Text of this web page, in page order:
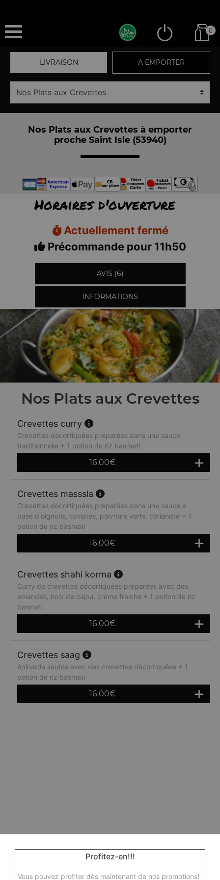
0
LIVRAISON A EMPORTER
Nos Plats aux Crevettes à emporter
proche Saint Isle (53940)
Horaires d'ouverture
Actuellement fermé
Précommande pour 11h50
AVIS (6)
INFORMATIONS
Nos Plats aux Crevettes
Crevettes curry
Crevettes décortiquées préparées dans une sauce
traditionnelle + 1 potion de riz basmati
16.00€
Crevettes masssla
Crevettes décortiquées préparées dans une sauce à
base d'oignons, tomates, poivrons verts, coriandre + 1
potion de riz basmati
16.00€
Crevettes shahi korma
Curry de crevettes décortiquées préparées avec des
amandes, noix de cajou, crème fraiche + 1 potion de riz
basmati
16.00€
Crevettes saag
épinards sautés avec des crevettes décortiquées + 1
potion de riz basmati
16.00€
Profitez-en!!!
Vous pouvez profiter dès maintenant de nos promotions!